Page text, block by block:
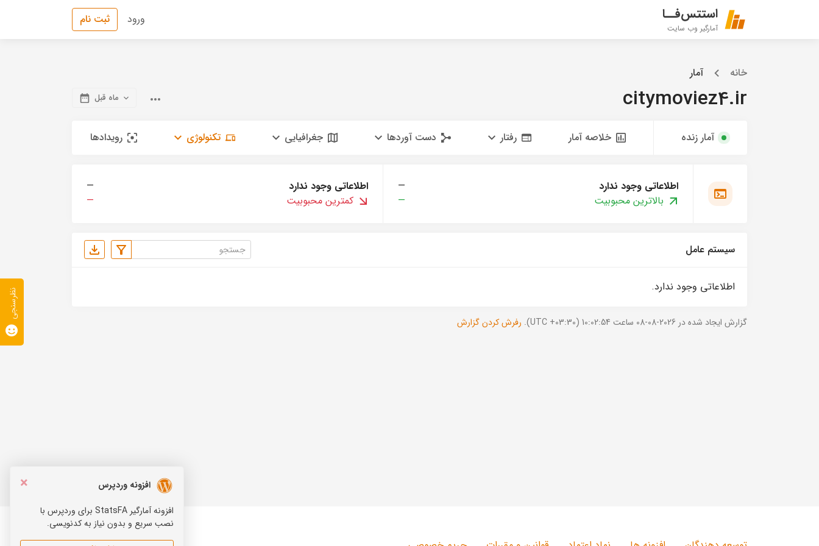
استتس‌فــا
آمارگیر وب سایت
ورود ثبت نام
خانه آمار
citymoviez4.ir ماه قبل
آمار زنده خلاصه آمار رفتار دست آوردها جغرافیایی تکنولوژی رویدادها
اطلاعاتی وجود ندارد
—
بالاترین محبوبیت
—
اطلاعاتی وجود ندارد
—
کمترین محبوبیت
—
سیستم عامل
اطلاعاتی وجود ندارد.
گزارش ایجاد شده در 2026-08-08 ساعت 10:02:54 (UTC +03:30). رفرش کردن گزارش
×
افزونه وردپرس
افزونه آمارگیر StatsFA برای وردپرس با
نصب سریع و بدون نیاز به کدنویسی.
نظرسنجی